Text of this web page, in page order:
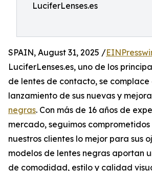
LuciferLenses.es
SPAIN, August 31, 2025 /
LuciferLenses.es, uno de los
de lentes de contacto, se complace
lanzamiento de sus nuevas y
negras. Con más de 16 años de
mercado, seguimos
nuestros clientes lo mejor para sus
modelos de lentes negras aportan
de comodidad, estilo y calidad